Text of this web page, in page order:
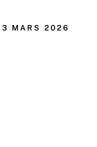
3 MARS 2026